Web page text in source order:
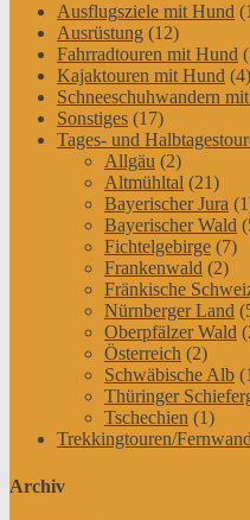
Ausflugsziele mit Hund
Ausrüstung (12)
Fahrradtouren mit Hund
Kajaktouren mit Hund (4)
Schneeschuhwandern
Sonstiges (17)
Tages- und
Allgäu (2)
Altmühltal (21)
Bayerischer Jura
Bayerischer Wald
Fichtelgebirge (7)
Frankenwald (2)
Fränkische
Nürnberger Land
Oberpfälzer Wald
Österreich (2)
Schwäbische Alb
Thüringer
Tschechien (1)
Trekkingtouren/
Archiv